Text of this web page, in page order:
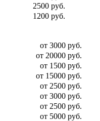
2500 руб.
1200 руб.
от 3000 руб.
от 20000 руб.
от 1500 руб.
от 15000 руб.
от 2500 руб.
от 3000 руб.
от 2500 руб.
от 5000 руб.